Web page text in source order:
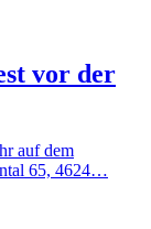
vor der
auf dem
65, 4624…